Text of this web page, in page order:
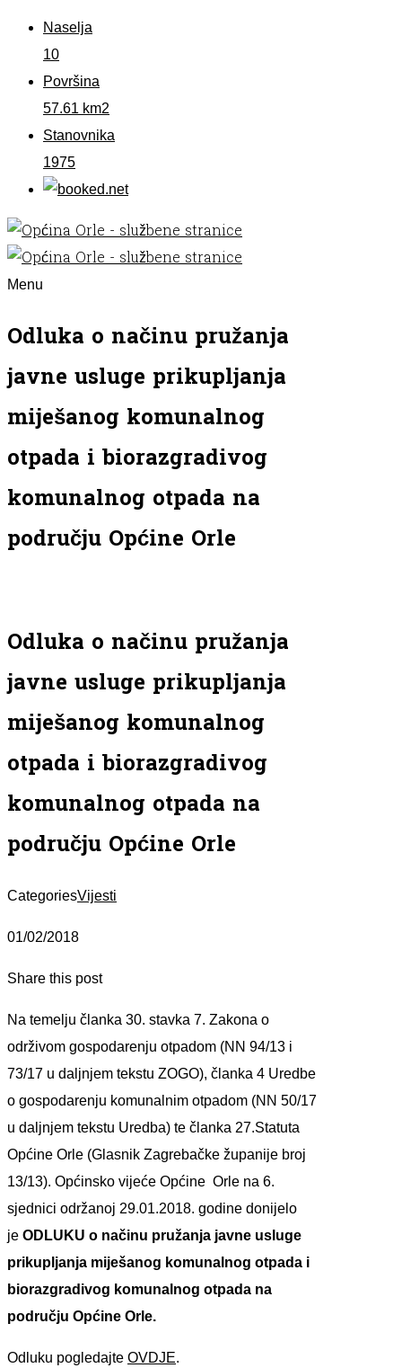
Naselja
10
Površina
57.61 km2
Stanovnika
1975
Menu
Odluka o načinu pružanja
javne usluge prikupljanja
miješanog komunalnog
otpada i biorazgradivog
komunalnog otpada na
području Općine Orle
Odluka o načinu pružanja
javne usluge prikupljanja
miješanog komunalnog
otpada i biorazgradivog
komunalnog otpada na
području Općine Orle
CategoriesVijesti
01/02/2018
Share this post
Na temelju članka 30. stavka 7. Zakona o
održivom gospodarenju otpadom (NN 94/13 i
73/17 u daljnjem tekstu ZOGO), članka 4 Uredbe
o gospodarenju komunalnim otpadom (NN 50/17
u daljnjem tekstu Uredba) te članka 27.Statuta
Općine Orle (Glasnik Zagrebačke županije broj
13/13). Općinsko vijeće Općine Orle na 6.
sjednici održanoj 29.01.2018. godine donijelo
je ODLUKU o načinu pružanja javne usluge
prikupljanja miješanog komunalnog otpada i
biorazgradivog komunalnog otpada na
području Općine Orle.
Odluku pogledajte OVDJE.